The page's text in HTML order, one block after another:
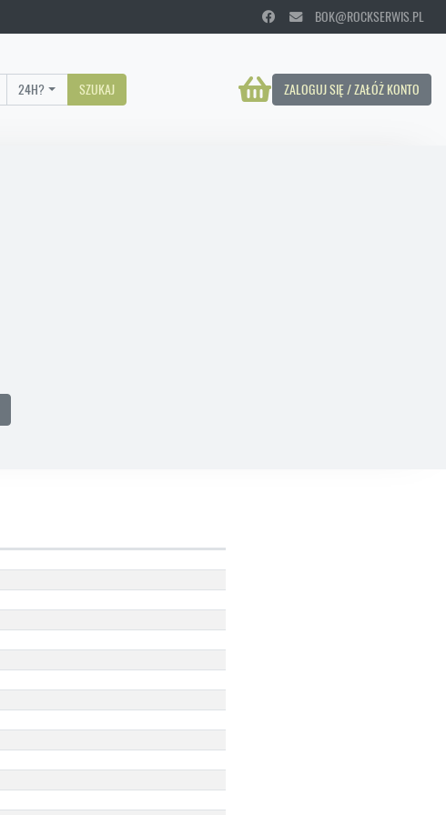
BOK@ROCKSERWIS.PL
ZALOGUJ SIĘ / ZAŁÓŻ KONTO
24H? SZUKAJ